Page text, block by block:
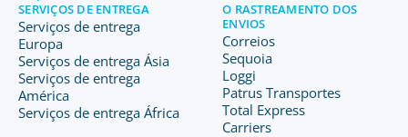
SERVIÇOS DE ENTREGA
Serviços de entrega
Europa
Serviços de entrega Ásia
Serviços de entrega
América
Serviços de entrega África
O RASTREAMENTO DOS
ENVIOS
Correios
Sequoia
Loggi
Patrus Transportes
Total Express
Carriers